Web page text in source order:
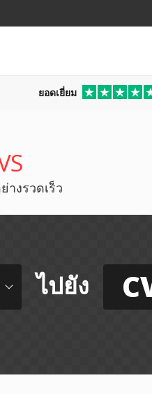
ยอดเยี่ยม
างรวดเร็ว
ไปยัง